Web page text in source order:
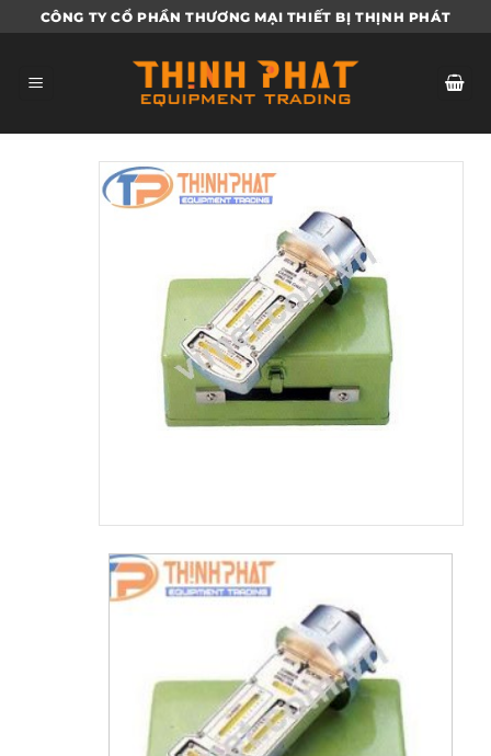
qua
dung
CÔNG TY CỔ PHẦN THƯƠNG MẠI THIẾT BỊ THỊNH PHÁT